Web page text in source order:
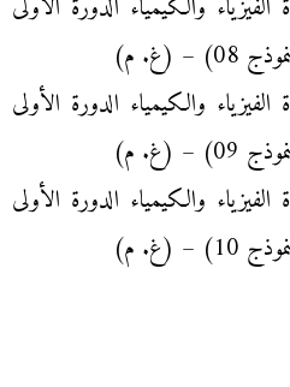
والكيمياء الدورة الأولى
(غ. م)
والكيمياء الدورة الأولى
(غ. م)
والكيمياء الدورة الأولى
(غ. م)